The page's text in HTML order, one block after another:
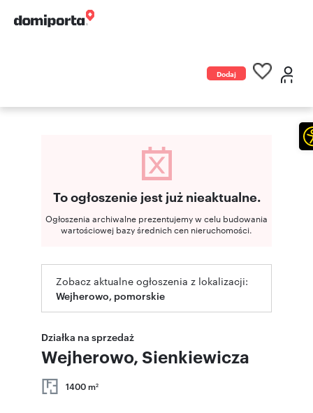
Dodaj
To ogłoszenie jest już nieaktualne.
Ogłoszenia archiwalne prezentujemy w celu budowania
wartościowej bazy średnich cen nieruchomości.
Zobacz aktualne ogłoszenia z lokalizacji:
Wejherowo, pomorskie
Działka na sprzedaż
Wejherowo, Sienkiewicza
1400 m2